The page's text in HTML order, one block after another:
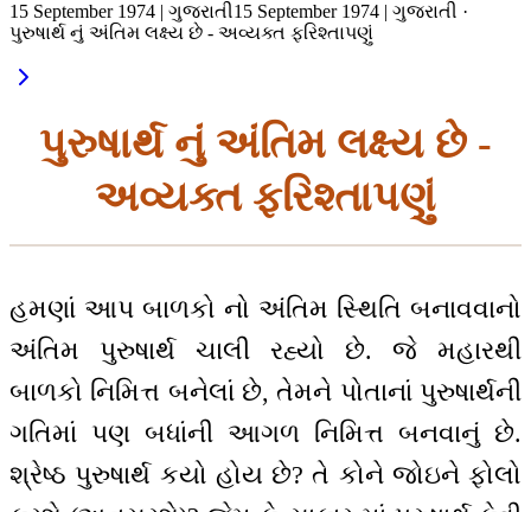
15 September 1974 | ગુજરાતી15 September 1974 | ગુજરાતી ·
પુરુષાર્થ નું અંતિમ લક્ષ્ય છે - અવ્યક્ત ફરિશ્તાપણું
પુરુષાર્થ નું અંતિમ લક્ષ્ય છે -
અવ્યક્ત ફરિશ્તાપણું
હમણાં આપ બાળકો નો અંતિમ સ્થિતિ બનાવવાનો
અંતિમ પુરુષાર્થ ચાલી રહ્યો છે. જે મહારથી
બાળકો નિમિત્ત બનેલાં છે, તેમને પોતાનાં પુરુષાર્થની
ગતિમાં પણ બધાંની આગળ નિમિત્ત બનવાનું છે.
શ્રેષ્ઠ પુરુષાર્થ કયો હોય છે? તે કોને જોઇને ફોલો